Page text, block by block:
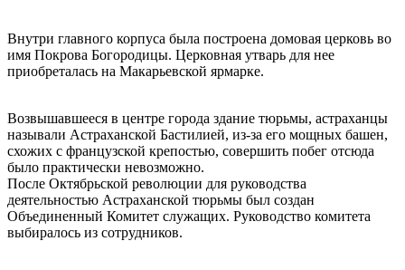
Внутри главного корпуса была построена домовая церковь во
имя Покрова Богородицы. Церковная утварь для нее
приобреталась на Макарьевской ярмарке.
Возвышавшееся в центре города здание тюрьмы, астраханцы
называли Астраханской Бастилией, из-за его мощных башен,
схожих с французской крепостью, совершить побег отсюда
было практически невозможно.
После Октябрьской революции для руководства
деятельностью Астраханской тюрьмы был создан
Объединенный Комитет служащих. Руководство комитета
выбиралось из сотрудников.